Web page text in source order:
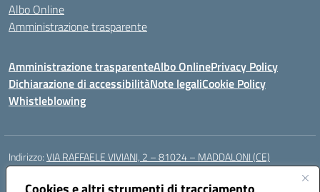
Albo Online
Amministrazione trasparente
Amministrazione trasparenteAlbo OnlinePrivacy Policy
Dichiarazione di accessibilitàNote legaliCookie Policy
Whistleblowing
Indirizzo:VIA RAFFAELE VIVIANI, 2 – 81024 – MADDALONI (CE)
Centralino:
Posta elettronica certificata (PEC):ceic8av00r@pec.istruzione.it